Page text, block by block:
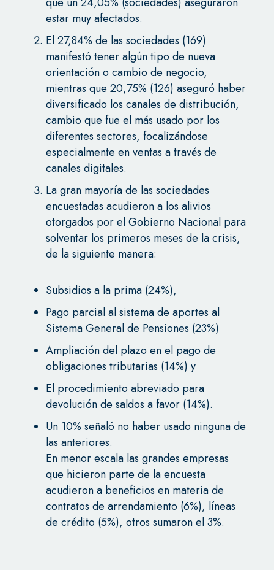
estar muy afectados.
El 27,84% de las sociedades (169)
manifestó tener algún tipo de nueva
orientación o cambio de negocio,
mientras que 20,75% (126) aseguró haber
diversificado los canales de distribución,
cambio que fue el más usado por los
diferentes sectores, focalizándose
especialmente en ventas a través de
canales digitales.
La gran mayoría de las sociedades
encuestadas acudieron a los alivios
otorgados por el Gobierno Nacional para
solventar los primeros meses de la crisis,
de la siguiente manera:
Subsidios a la prima (24%),
Pago parcial al sistema de aportes al
Sistema General de Pensiones (23%)
Ampliación del plazo en el pago de
obligaciones tributarias (14%) y
El procedimiento abreviado para
devolución de saldos a favor (14%).
Un 10% señaló no haber usado ninguna de
las anteriores.
En menor escala las grandes empresas
que hicieron parte de la encuesta
acudieron a beneficios en materia de
contratos de arrendamiento (6%), líneas
de crédito (5%), otros sumaron el 3%.